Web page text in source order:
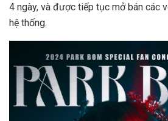
4 ngày, và được tiếp tục mở bán các
hệ thống.